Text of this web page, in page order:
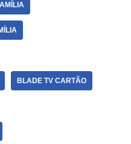
BLADE TV CARTÃO